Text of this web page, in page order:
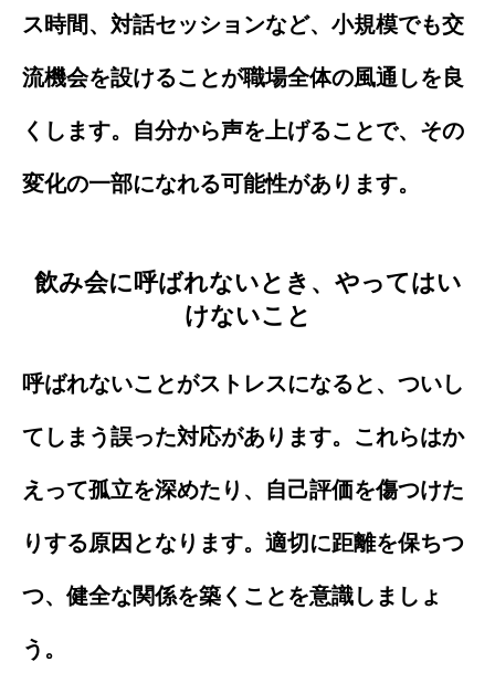
ス時間、対話セッションなど、小規模でも交
流機会を設けることが職場全体の風通しを良
くします。自分から声を上げることで、その
変化の一部になれる可能性があります。
飲み会に呼ばれないとき、やってはい
けないこと
呼ばれないことがストレスになると、ついし
てしまう誤った対応があります。これらはか
えって孤立を深めたり、自己評価を傷つけた
りする原因となります。適切に距離を保ちつ
つ、健全な関係を築くことを意識しましょ
う。